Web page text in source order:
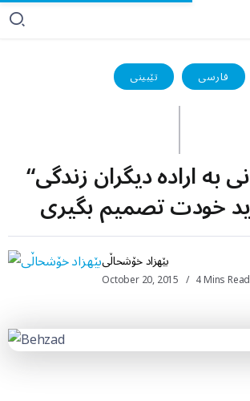
تێبینی فارسی
“تو نمی‌توانی به اراده دیگران زندگی
بێهزاد خۆشحاڵی
October 20, 2015 4 Mins Read